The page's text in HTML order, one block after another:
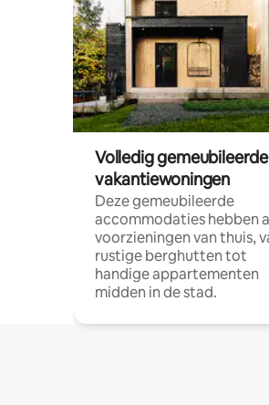
Volledig gemeubileerde
vakantiewoningen
Deze gemeubileerde
accommodaties hebben
voorzieningen van thuis,
rustige berghutten tot
handige appartementen
midden in de stad.